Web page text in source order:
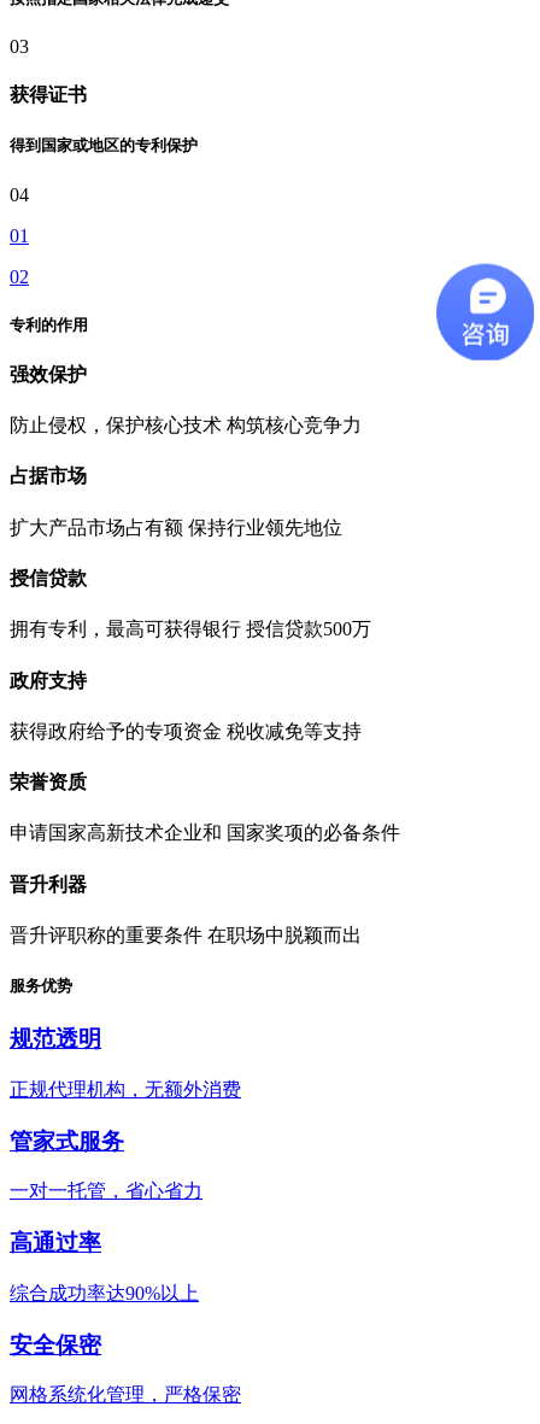
03
获得证书
得到国家或地区的专利保护
04
01
02
专利的作用
强效保护
防止侵权，保护核心技术 构筑核心竞争力
占据市场
扩大产品市场占有额 保持行业领先地位
授信贷款
拥有专利，最高可获得银行 授信贷款500万
政府支持
获得政府给予的专项资金 税收减免等支持
荣誉资质
申请国家高新技术企业和 国家奖项的必备条件
晋升利器
晋升评职称的重要条件 在职场中脱颖而出
服务优势
规范透明
正规代理机构，无额外消费
管家式服务
一对一托管，省心省力
高通过率
综合成功率达90%以上
安全保密
网格系统化管理，严格保密